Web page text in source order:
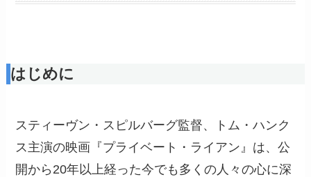
はじめに
スティーヴン・スピルバーグ監督、トム・ハンク
ス主演の映画『プライベート・ライアン』は、公
開から20年以上経った今でも多くの人々の心に深